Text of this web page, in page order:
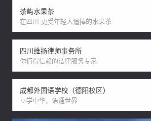
茶屿水果茶
在四川 更受年轻人追捧的水果茶
四川维扬律师事务所
你值得信赖的法律服务专家
成都外国语学校（德阳校区）
立学中华，语通世界